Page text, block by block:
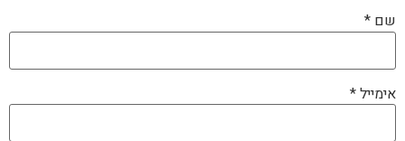
שם *
אימייל*